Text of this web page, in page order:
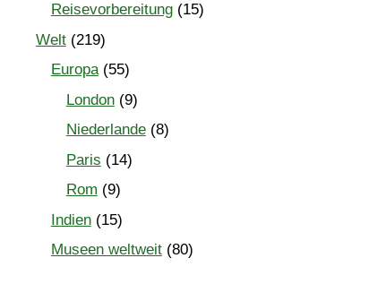
Reisevorbereitung(15)
Welt(219)
Europa(55)
London(9)
Niederlande(8)
Paris (14)
Rom (9)
Indien(15)
Museen weltweit(80)